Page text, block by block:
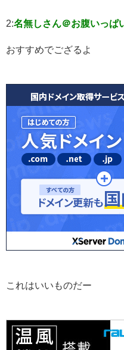
2:名無しさん＠お腹いっぱ
おすすめでござるよ
これはいいものだー